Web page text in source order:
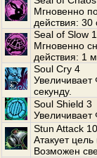
Мгновенно
действия: 30
Seal of Slow 1
Мгновенно
действия: 1
Soul Cry 4
Увеличивает
секунду.
Soul Shield 3
Stun Attack 10
Атакует
Возможен